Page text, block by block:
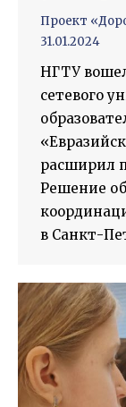
Проект
31.01.2024
НГТУ
сетевого
расширил
Решение
в Санкт-